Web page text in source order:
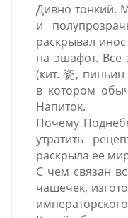
Дивно тонкий.
и
раскрывал
на эшафот. Все
(кит. 瓷,
в котором
Напиток.
Почему
утратить
раскрыла ее
С чем связан
чашечек,